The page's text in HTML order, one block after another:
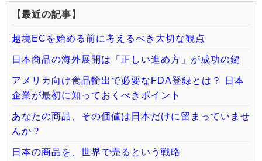
【最近の記事】
越境ECを始める前に考えるべき大切な観点
日本商品の海外展開は「正しい進め方」が成功の鍵
アメリカ向け食品輸出で必要なFDA登録とは？ 日本
企業が最初に知っておくべきポイント
あなたの商品、その価値は日本だけに留まっていませ
んか？
日本の商品を、世界で売るという戦略